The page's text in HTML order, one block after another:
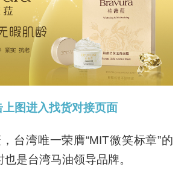
上图进入找货对接页面
台湾唯一荣膺“MIT微笑标章”的
是台湾马油领导品牌。